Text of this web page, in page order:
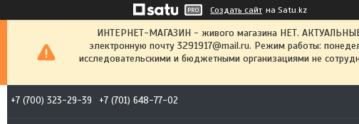
Создать сайт на Satu.kz
ИНТЕРНЕТ-МАГАЗИН - живого магазина НЕТ.
электронную почту 3291917@mail.ru. Режим работы:
исследовательскими и бюджетными организациями не
+7 (700) 323-29-39 +7 (701) 648-77-02